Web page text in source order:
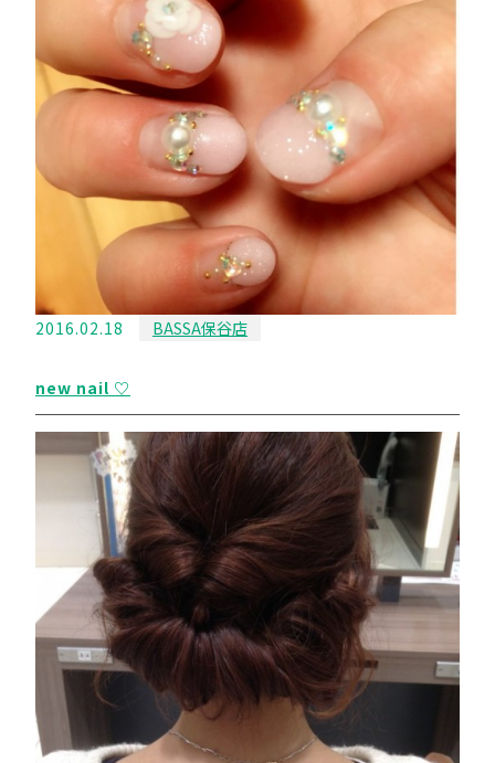
2016.02.18 BASSA保谷店
new nail ♡